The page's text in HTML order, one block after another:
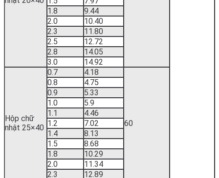
1.8
9.44
2.0
10.40
2.3
11.80
2.5
12.72
2.8
14.05
3.0
14.92
Hộp chữ
nhật 25×40
0.7 4.18
60
0.8
4.75
0.9
5.33
1.0
5.9
1.1
4.46
1.2
7.02
1.4
8.13
1.5
8.68
1.8
10.29
2.0
11.34
2.3
12.89